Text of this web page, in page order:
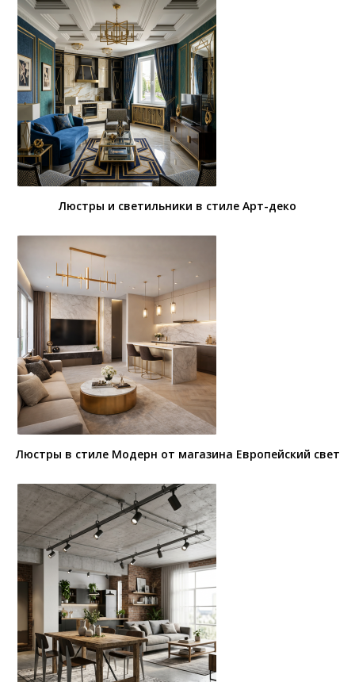
Люстры и светильники в стиле Арт-деко
Люстры в стиле Модерн от магазина Европейский свет